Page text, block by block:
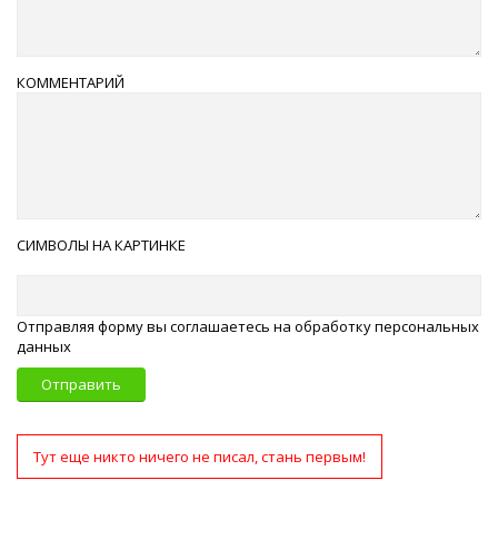
КОММЕНТАРИЙ
СИМВОЛЫ НА КАРТИНКЕ
Отправляя форму вы соглашаетесь на обработку персональных
данных
Отправить
Тут еще никто ничего не писал, стань первым!